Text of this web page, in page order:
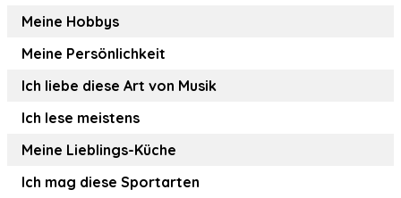
Meine Hobbys
Meine Persönlichkeit
Ich liebe diese Art von Musik
Ich lese meistens
Meine Lieblings-Küche
Ich mag diese Sportarten